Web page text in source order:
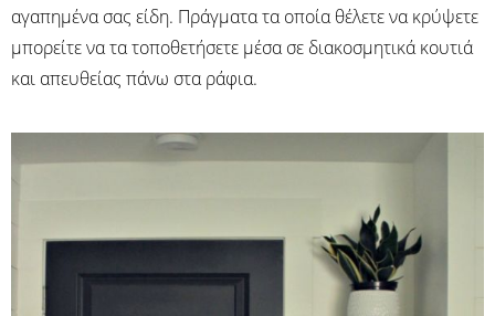
αγαπημένα σας είδη. Πράγματα τα οποία θέλετε να κρύψετε
μπορείτε να τα τοποθετήσετε μέσα σε διακοσμητικά κουτιά
και απευθείας πάνω στα ράφια.